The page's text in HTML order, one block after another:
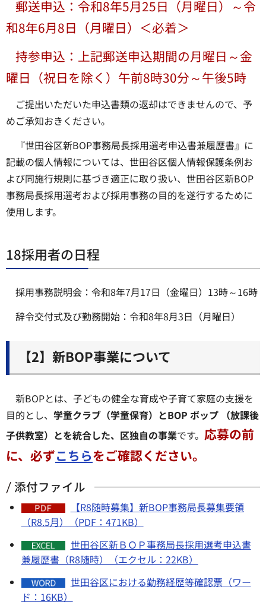
郵送申込：令和8年5月25日（月曜日）～令
和8年6月8日（月曜日）＜必着＞
持参申込：上記郵送申込期間の月曜日～金
曜日（祝日を除く）午前8時30分～午後5時
ご提出いただいた申込書類の返却はできませんので、予
めご承知おきください。
『世田谷区新BOP事務局長採用選考申込書兼履歴書』に
記載の個人情報については、世田谷区個人情報保護条例お
よび同施行規則に基づき適正に取り扱い、世田谷区新BOP
事務局長採用選考および採用事務の目的を遂行するために
使用します。
18採用者の日程
採用事務説明会：令和8年7月17日（金曜日）13時～16時
辞令交付式及び勤務開始：令和8年8月3日（月曜日）
【2】新BOP事業について
新BOPとは、子どもの健全な育成や子育て家庭の支援を
目的とし、 学童クラブ（学童保育）とBOP ボップ （放課後
子供教室）とを統合した、区独自の事業です。 応募の前
に、必ずこちらをご確認ください。
添付ファイル
【R8随時募集】新BOP事務局長募集要領
（R8.5月）（PDF：471KB）
世田谷区新ＢＯＰ事務局長採用選考申込書
兼履歴書（R8随時）（エクセル：22KB）
世田谷区における勤務経歴等確認票（ワー
ド：16KB）